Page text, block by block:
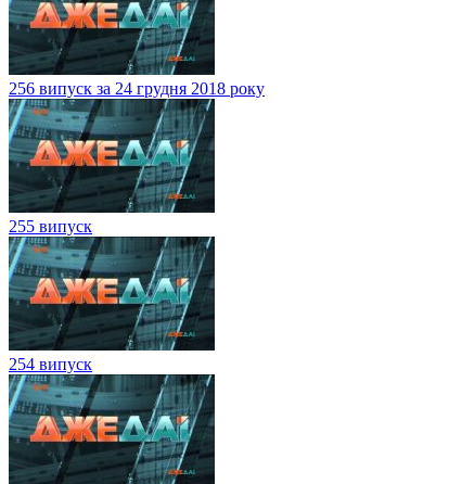
256 випуск за 24 грудня 2018 року
255 випуск
254 випуск